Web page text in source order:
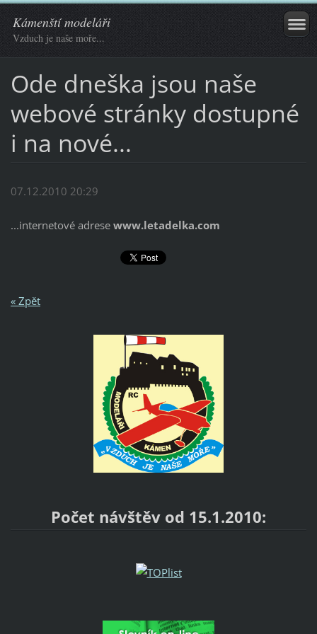
Kámenští modeláři
Vzduch je naše moře...
Ode dneška jsou naše
webové stránky dostupné
i na nové...
07.12.2010 20:29
...internetové adrese www.letadelka.com
« Zpět
Počet návštěv od 15.1.2010: